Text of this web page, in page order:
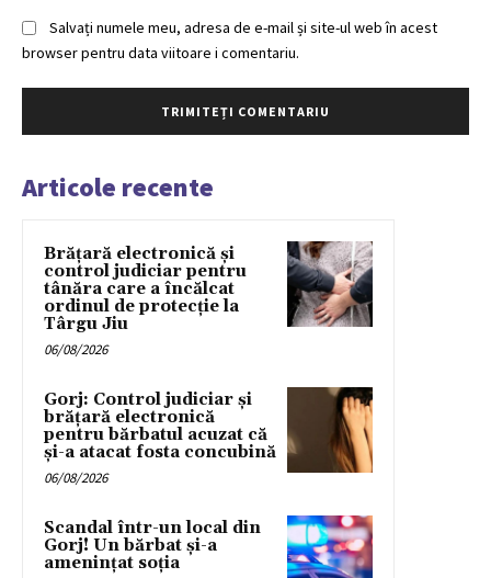
Salvați numele meu, adresa de e-mail și site-ul web în acest
browser pentru data viitoare i comentariu.
Articole recente
Brățară electronică și
control judiciar pentru
tânăra care a încălcat
ordinul de protecție la
Târgu Jiu
06/08/2026
Gorj: Control judiciar și
brățară electronică
pentru bărbatul acuzat că
și-a atacat fosta concubină
06/08/2026
Scandal într-un local din
Gorj! Un bărbat și-a
amenințat soția